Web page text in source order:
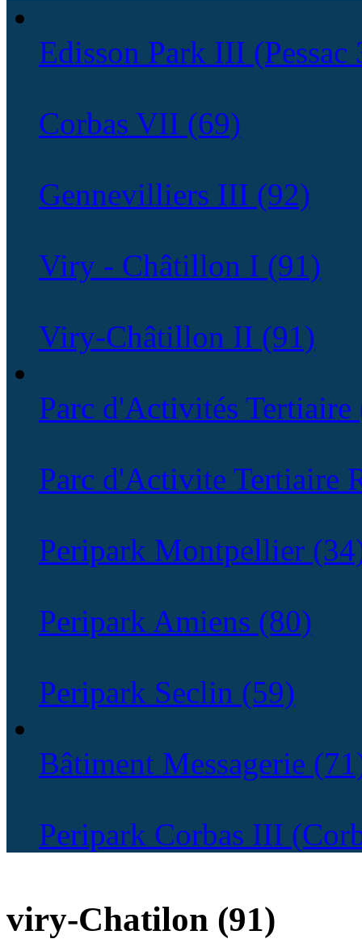
Edisson Park III (Pessac
Corbas VII (69)
Gennevilliers III (92)
Viry - Châtillon I (91)
Viry-Châtillon II (91)
Parc d'Activités Tertiaire
Parc d'Activite Tertiaire
Peripark Montpellier
Peripark Amiens (80)
Peripark Seclin (59)
Bâtiment Messagerie
Peripark Corbas III
viry-Chatilon (91)